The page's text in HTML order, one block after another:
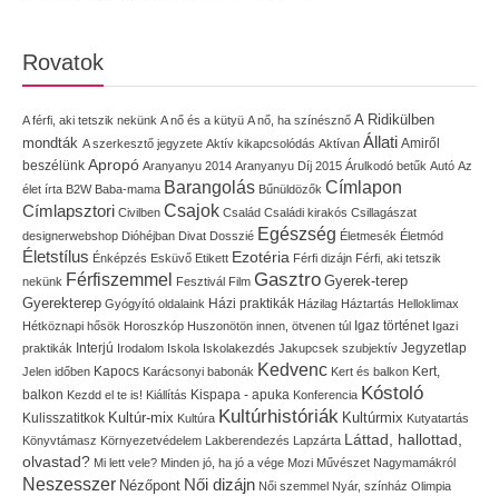
Rovatok
A férfi, aki tetszik nekünk A nő és a kütyü A nő, ha színésznő A Ridikülben
mondták A szerkesztő jegyzete Aktív kikapcsolódás Aktívan Állati Amiről
beszélünk Apropó Aranyanyu 2014 Aranyanyu Díj 2015 Árulkodó betűk Autó Az
élet írta B2W Baba-mama Barangolás Bűnüldözők Címlapon
Címlapsztori Civilben Csajok Család Családi kirakós Csillagászat
designerwebshop Dióhéjban Divat Dosszié Egészség Életmesék Életmód
Életstílus Énképzés Esküvő Etikett Ezotéria Férfi dizájn Férfi, aki tetszik
nekünk Férfiszemmel Fesztivál Film Gasztro Gyerek-terep
Gyerekterep Gyógyító oldalaink Házi praktikák Házilag Háztartás Helloklimax
Hétköznapi hősök Horoszkóp Huszonötön innen, ötvenen túl Igaz történet Igazi
praktikák Interjú Irodalom Iskola Iskolakezdés Jakupcsek szubjektív Jegyzetlap
Jelen időben Kapocs Karácsonyi babonák Kedvenc Kert és balkon Kert,
balkon Kezdd el te is! Kiállítás Kispapa - apuka Konferencia Kóstoló
Kulisszatitkok Kultúr-mix Kultúra Kultúrhistóriák Kultúrmix Kutyatartás
Könyvtámasz Környezetvédelem Lakberendezés Lapzárta Láttad, hallottad,
olvastad? Mi lett vele? Minden jó, ha jó a vége Mozi Művészet Nagymamákról
Neszesszer Nézőpont Női dizájn Női szemmel Nyár, színház Olimpia